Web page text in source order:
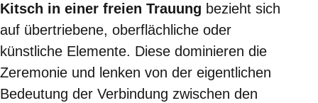
Kitsch in einer freien Trauung bezieht sich
auf übertriebene, oberflächliche oder
künstliche Elemente. Diese dominieren die
Zeremonie und lenken von der eigentlichen
Bedeutung der Verbindung zwischen den